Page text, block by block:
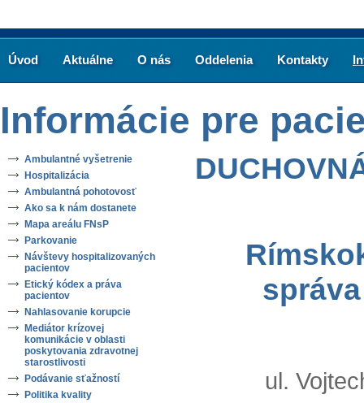
Úvod Aktuálne O nás Oddelenia Kontakty
Informácie pre
Ambulantné vyšetrenie
Hospitalizácia
Ambulantná pohotovosť
Ako sa k nám dostanete
Mapa areálu FNsP
Parkovanie
Návštevy hospitalizovaných
pacientov
Etický kódex a práva
pacientov
Nahlasovanie korupcie
Mediátor krízovej
komunikácie v oblasti
poskytovania zdravotnej
starostlivosti
Podávanie sťažností
Politika kvality
ul.